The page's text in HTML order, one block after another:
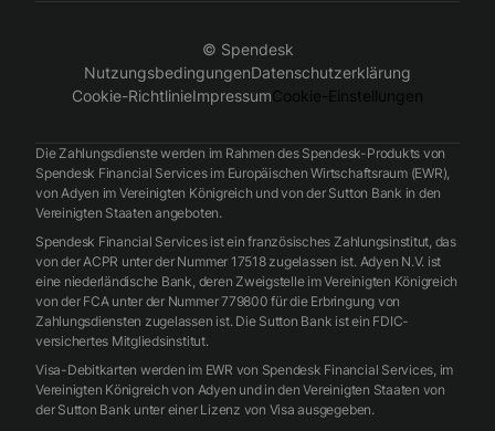
© Spendesk
NutzungsbedingungenDatenschutzerklärung
Cookie-RichtlinieImpressumCookie-Einstellungen
Die Zahlungsdienste werden im Rahmen des Spendesk-Produkts von
Spendesk Financial Services im Europäischen Wirtschaftsraum (EWR),
von Adyen im Vereinigten Königreich und von der Sutton Bank in den
Vereinigten Staaten angeboten.
Spendesk Financial Services ist ein französisches Zahlungsinstitut, das
von der ACPR unter der Nummer 17518 zugelassen ist. Adyen N.V. ist
eine niederländische Bank, deren Zweigstelle im Vereinigten Königreich
von der FCA unter der Nummer 779800 für die Erbringung von
Zahlungsdiensten zugelassen ist. Die Sutton Bank ist ein FDIC-
versichertes Mitgliedsinstitut.
Visa-Debitkarten werden im EWR von Spendesk Financial Services, im
Vereinigten Königreich von Adyen und in den Vereinigten Staaten von
der Sutton Bank unter einer Lizenz von Visa ausgegeben.